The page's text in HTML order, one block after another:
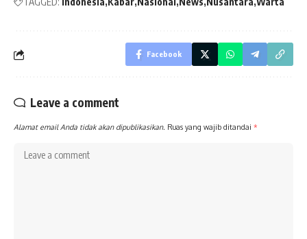
Facebook
Leave a comment
Alamat email Anda tidak akan dipublikasikan. Ruas yang wajib ditandai *